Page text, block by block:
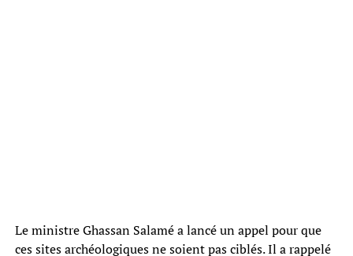
Le ministre Ghassan Salamé a lancé un appel pour que
ces sites archéologiques ne soient pas ciblés. Il a rappelé